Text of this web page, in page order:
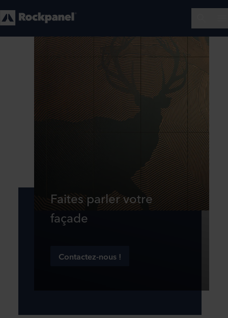
Faites parler votre
façade
Contactez-nous !